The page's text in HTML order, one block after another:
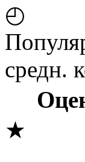
◴
средн.
★